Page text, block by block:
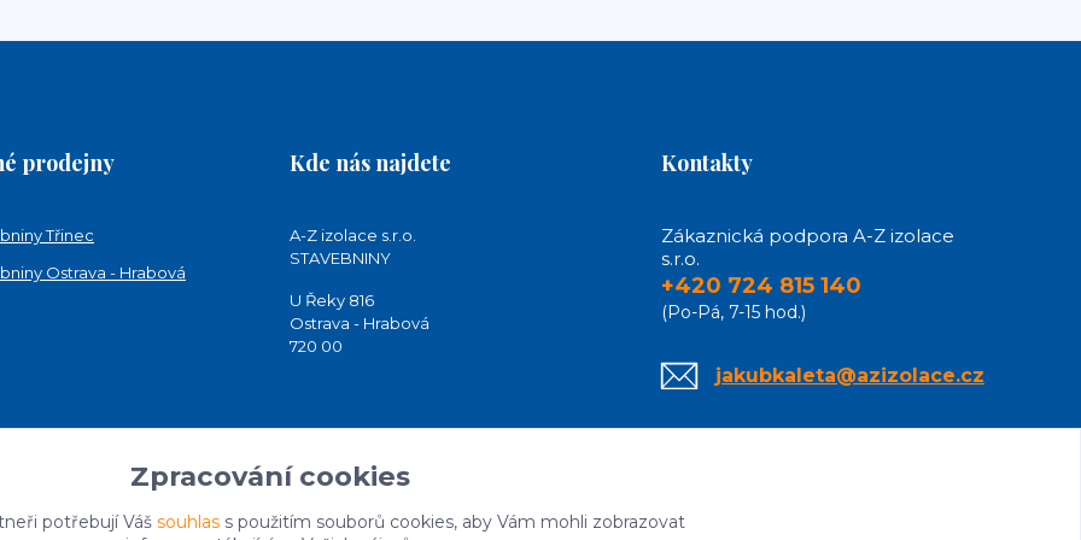
prodejny
Třinec
Ostrava - Hrabová
Kde nás najdete
A-Z izolace s.r.o.
STAVEBNINY
U Řeky 816
Ostrava - Hrabová
720 00
Kontakty
Zákaznická podpora A-Z izolace
s.r.o.
+420 724 815 140
(Po-Pá, 7-15 hod.)
jakubkaleta@azizolace.cz
Zpracování cookies
potřebují Váš souhlass použitím souborů cookies, aby Vám mohli zobrazovat